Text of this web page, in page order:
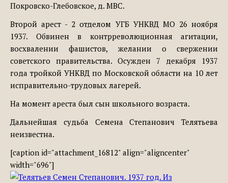
Покровско-Глебовское, д. МВС.
Второй арест - 2 отделом УГБ УНКВД МО 26 ноября
1937. Обвинен в контрреволюционная агитации,
восхвалении фашистов, желании о свержении
советского правительства. Осужден 7 декабря 1937
года тройкой УНКВД по Московской области на 10 лет
исправительно-трудовых лагерей.
На момент ареста был сын школьного возраста.
Дальнейшая судьба Семена Степанович Телятьева
неизвестна.
[caption id="attachment_16812" align="aligncenter"
width="696"]